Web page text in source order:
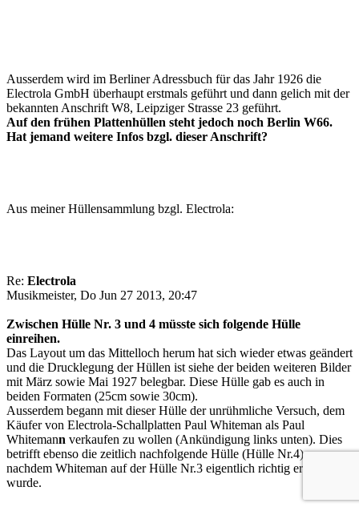
Ausserdem wird im Berliner Adressbuch für das Jahr 1926 die
Electrola GmbH überhaupt erstmals geführt und dann gelich mit der
bekannten Anschrift W8, Leipziger Strasse 23 geführt.
Auf den frühen Plattenhüllen steht jedoch noch Berlin W66.
Hat jemand weitere Infos bzgl. dieser Anschrift?
Aus meiner Hüllensammlung bzgl. Electrola:
Re: Electrola
Musikmeister, Do Jun 27 2013, 20:47
Zwischen Hülle Nr. 3 und 4 müsste sich folgende Hülle
einreihen.
Das Layout um das Mittelloch herum hat sich wieder etwas geändert
und die Drucklegung der Hüllen ist siehe der beiden weiteren Bilder
mit März sowie Mai 1927 belegbar. Diese Hülle gab es auch in
beiden Formaten (25cm sowie 30cm).
Ausserdem begann mit dieser Hülle der unrühmliche Versuch, dem
Käufer von Electrola-Schallplatten Paul Whiteman als Paul
Whitemann verkaufen zu wollen (Ankündigung links unten). Dies
betrifft ebenso die zeitlich nachfolgende Hülle (Hülle Nr.4),
nachdem Whiteman auf der Hülle Nr.3 eigentlich richtig erwähnt
wurde.